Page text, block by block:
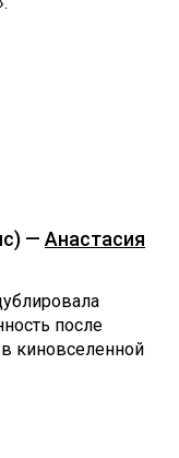
— Анастасия
после
в киновселенной